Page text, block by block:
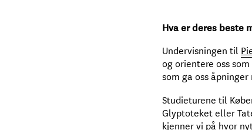
Hva er deres beste
Undervisningen til
og orientere oss
som ga oss
Studieturene til
Glyptoteket eller
kjenner vi på hvor